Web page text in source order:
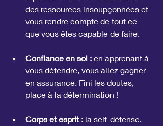
des ressources insoupçonnées et
vous rendre compte de tout ce
que vous êtes capable de faire.
Confiance en soi : en apprenant à
vous défendre, vous allez gagner
en assurance. Fini les doutes,
place à la détermination !
Corps et esprit : la self-défense,